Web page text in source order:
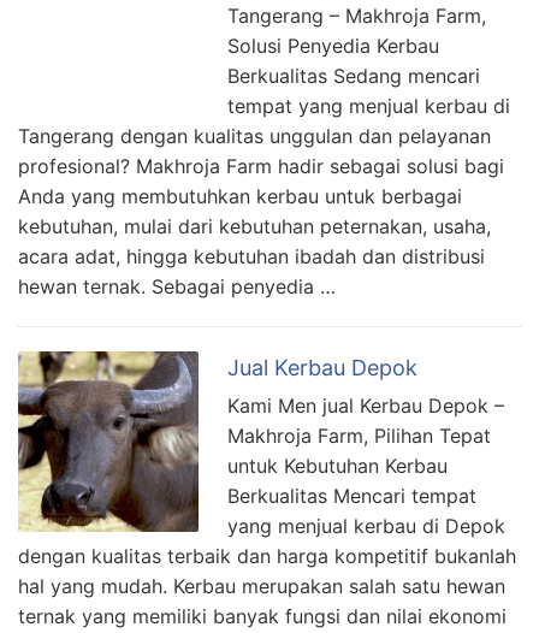
Tangerang – Makhroja Farm,
Solusi Penyedia Kerbau
Berkualitas Sedang mencari
tempat yang menjual kerbau di
Tangerang dengan kualitas unggulan dan pelayanan
profesional? Makhroja Farm hadir sebagai solusi bagi
Anda yang membutuhkan kerbau untuk berbagai
kebutuhan, mulai dari kebutuhan peternakan, usaha,
acara adat, hingga kebutuhan ibadah dan distribusi
hewan ternak. Sebagai penyedia …
Jual Kerbau Depok
Kami Men jual Kerbau Depok –
Makhroja Farm, Pilihan Tepat
untuk Kebutuhan Kerbau
Berkualitas Mencari tempat
yang menjual kerbau di Depok
dengan kualitas terbaik dan harga kompetitif bukanlah
hal yang mudah. Kerbau merupakan salah satu hewan
ternak yang memiliki banyak fungsi dan nilai ekonomi